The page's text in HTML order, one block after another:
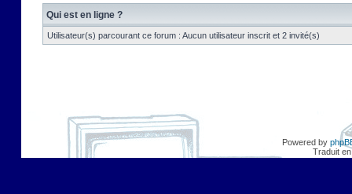
Qui est en ligne ?
Utilisateur(s) parcourant ce forum : Aucun utilisateur inscrit et 2 invité(s)
Powered by
Traduit